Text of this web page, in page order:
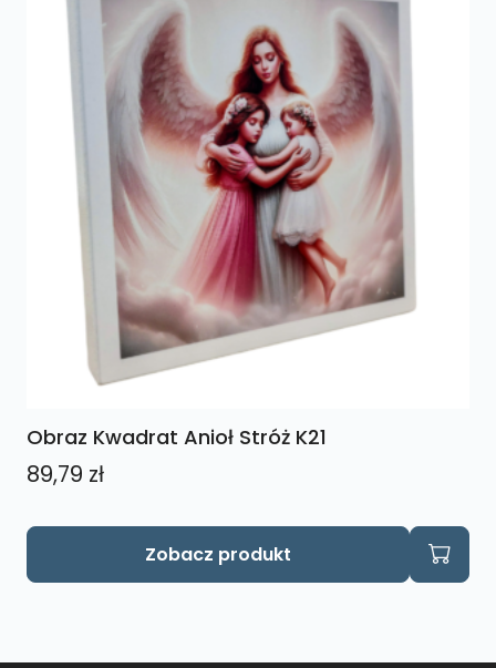
Obraz Kwadrat Anioł Stróż K21
89,79 zł
Zobacz produkt